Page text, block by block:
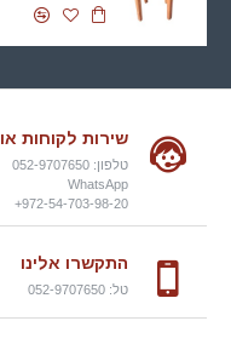
שירות לקוחות
טלפון: 052-9707650
WhatsApp
972-54-703-98-20+
התקשרו אלינו
טל: 052-9707650